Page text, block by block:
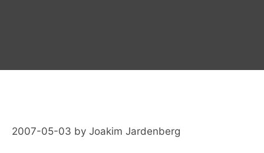
2007-05-03 by Joakim Jardenberg